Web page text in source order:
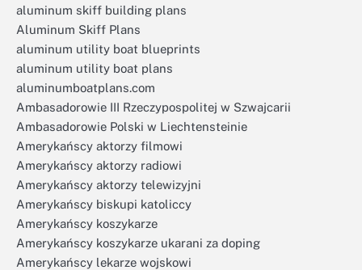
aluminum skiff building plans
Aluminum Skiff Plans
aluminum utility boat blueprints
aluminum utility boat plans
aluminumboatplans.com
Ambasadorowie III Rzeczypospolitej w Szwajcarii
Ambasadorowie Polski w Liechtensteinie
Amerykańscy aktorzy filmowi
Amerykańscy aktorzy radiowi
Amerykańscy aktorzy telewizyjni
Amerykańscy biskupi katoliccy
Amerykańscy koszykarze
Amerykańscy koszykarze ukarani za doping
Amerykańscy lekarze wojskowi